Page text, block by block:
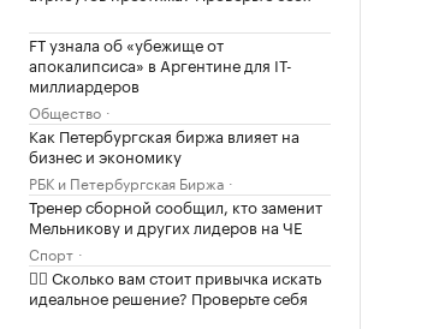
FT узнала об «убежище от
апокалипсиса» в Аргентине для IT-
миллиардеров
Общество
Как Петербургская биржа влияет на
бизнес и экономику
РБК и Петербургская Биржа
Тренер сборной сообщил, кто заменит
Мельникову и других лидеров на ЧЕ
Спорт
✍🏻 Сколько вам стоит привычка искать
идеальное решение? Проверьте себя